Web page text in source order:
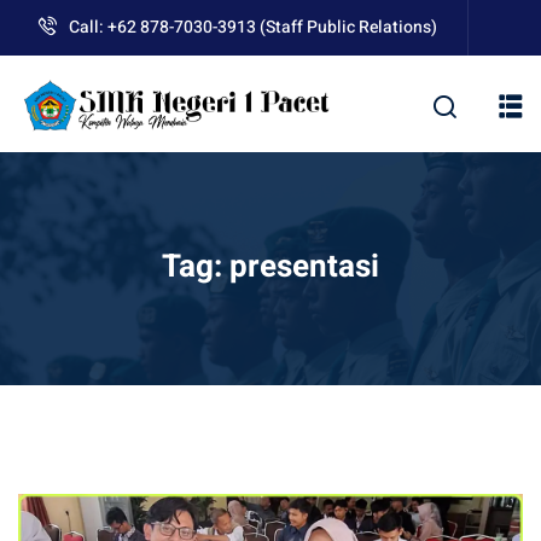
content
Call: +62 878-7030-3913 (Staff Public Relations)
Tag: presentasi